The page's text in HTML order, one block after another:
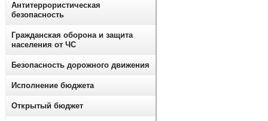
Антитеррористическая
безопасность
Гражданская оборона и защита
населения от ЧС
Безопасность дорожного движения
Исполнение бюджета
Открытый бюджет